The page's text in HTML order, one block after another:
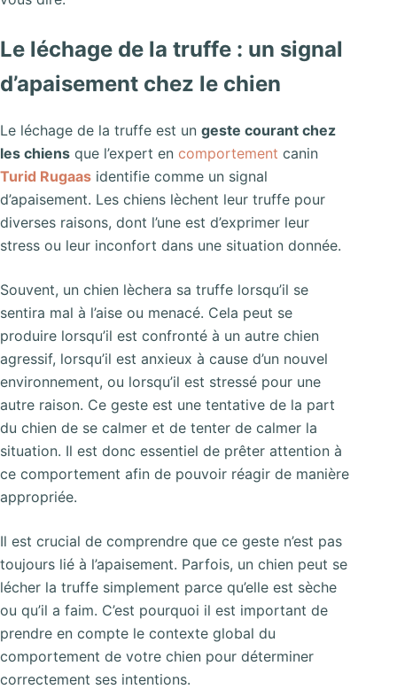
Le léchage de la truffe : un signal
d’apaisement chez le chien
Le léchage de la truffe est un geste courant chez
les chiens que l’expert en comportement canin
Turid Rugaas identifie comme un signal
d’apaisement. Les chiens lèchent leur truffe pour
diverses raisons, dont l’une est d’exprimer leur
stress ou leur inconfort dans une situation donnée.
Souvent, un chien lèchera sa truffe lorsqu’il se
sentira mal à l’aise ou menacé. Cela peut se
produire lorsqu’il est confronté à un autre chien
agressif, lorsqu’il est anxieux à cause d’un nouvel
environnement, ou lorsqu’il est stressé pour une
autre raison. Ce geste est une tentative de la part
du chien de se calmer et de tenter de calmer la
situation. Il est donc essentiel de prêter attention à
ce comportement afin de pouvoir réagir de manière
appropriée.
Il est crucial de comprendre que ce geste n’est pas
toujours lié à l’apaisement. Parfois, un chien peut se
lécher la truffe simplement parce qu’elle est sèche
ou qu’il a faim. C’est pourquoi il est important de
prendre en compte le contexte global du
comportement de votre chien pour déterminer
correctement ses intentions.